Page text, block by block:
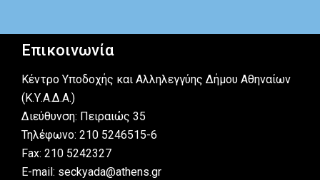
Επικοινωνία
Κέντρο Υποδοχής και Αλληλεγγύης Δήμου Αθηναίων
(Κ.Υ.Α.Δ.Α.)
Διεύθυνση: Πειραιώς 35
Τηλέφωνο: 210 5246515-6
Fax: 210 5242327
E-mail: seckyada@athens.gr